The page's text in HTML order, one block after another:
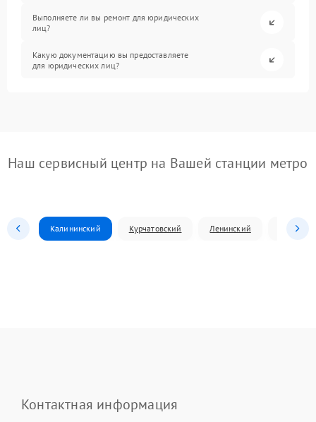
Выполняете ли вы ремонт для юридических
лиц?
Какую документацию вы предоставляете
для юридических лиц?
Наш сервисный центр на Вашей станции метро
Калининский Курчатовский Ленинский
Контактная информация